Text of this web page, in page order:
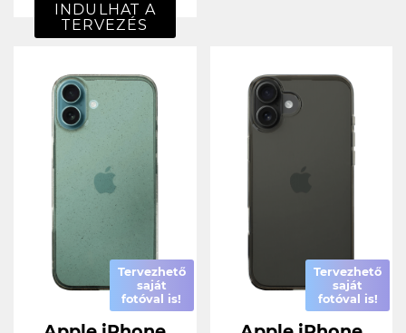
INDULHAT A
TERVEZÉS
Tervezhető
saját
fotóval is!
Tervezhető
saját
fotóval is!